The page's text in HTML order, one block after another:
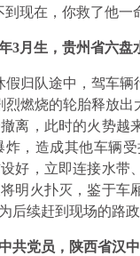
现在，你救了他一
3月生，贵州省六
假归队途中，驾车
燃烧的轮胎释放
离，此时的火势
，造成其他车辆
好，立即连接水
明火扑灭，鉴于
后续赶到现场的路
共党员，陕西省汉